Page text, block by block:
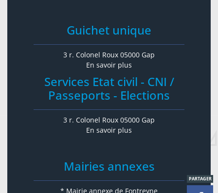
PARTAGER
Guichet unique
3 r. Colonel Roux 05000 Gap
En savoir plus
Services Etat civil - CNI /
Passeports - Elections
3 r. Colonel Roux 05000 Gap
En savoir plus
Mairies annexes
* Mairie annexe de Fontreyne